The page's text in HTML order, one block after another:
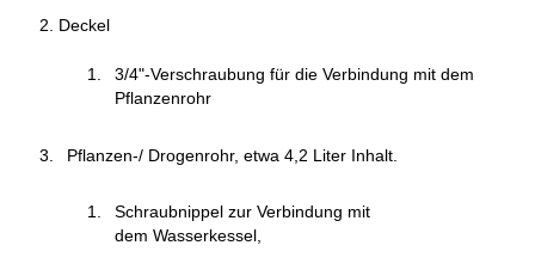
Deckel
3/4"-Verschraubung für die Verbindung mit dem
Pflanzenrohr
Pflanzen-/ Drogenrohr, etwa 4,2 Liter Inhalt.
Schraubnippel zur Verbindung mit
dem Wasserkessel,